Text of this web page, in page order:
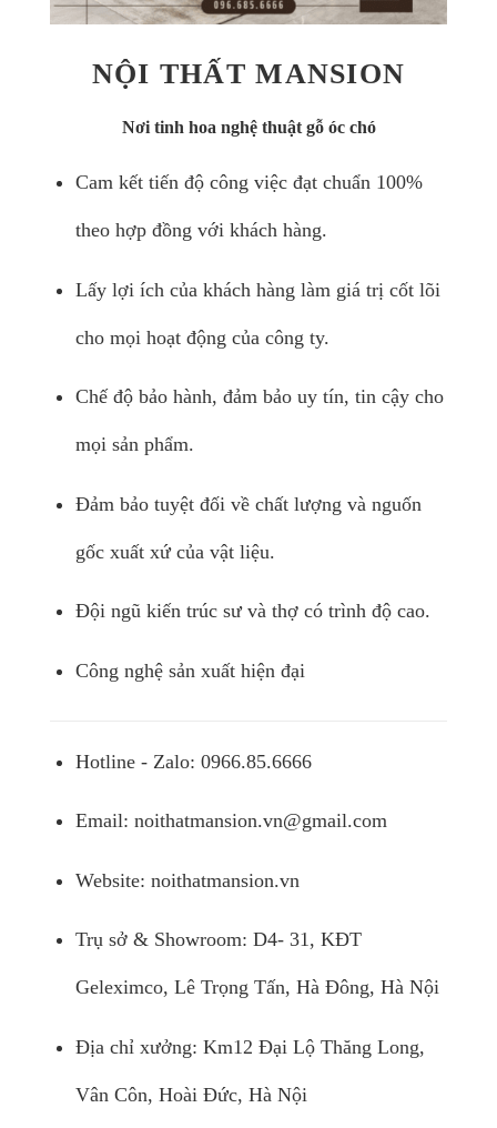
NỘI THẤT MANSION
Nơi tinh hoa nghệ thuật gỗ óc chó
Cam kết tiến độ công việc đạt chuẩn 100%
theo hợp đồng với khách hàng.
Lấy lợi ích của khách hàng làm giá trị cốt lõi
cho mọi hoạt động của công ty.
Chế độ bảo hành, đảm bảo uy tín, tin cậy cho
mọi sản phẩm.
Đảm bảo tuyệt đối về chất lượng và nguốn
gốc xuất xứ của vật liệu.
Đội ngũ kiến trúc sư và thợ có trình độ cao.
Công nghệ sản xuất hiện đại
Hotline - Zalo: 0966.85.6666
Email: noithatmansion.vn@gmail.com
Website: noithatmansion.vn
Trụ sở & Showroom: D4- 31, KĐT
Geleximco, Lê Trọng Tấn, Hà Đông, Hà Nội
Địa chỉ xưởng: Km12 Đại Lộ Thăng Long,
Vân Côn, Hoài Đức, Hà Nội